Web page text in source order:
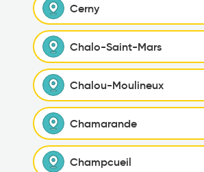
Cerny
Chalo-Saint-Mars
Chalou-Moulineux
Chamarande
Champcueil